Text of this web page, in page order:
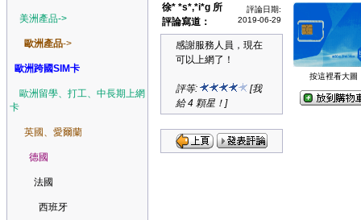
美洲產品->
歐洲產品->
歐洲跨國SIM卡
歐洲留學、打工、中長期上網
卡
英國、愛爾蘭
德國
法國
西班牙
徐* *s*,*i*g 所
評論寫道：
評論日期:
2019-06-29
感謝服務人員，現在
可以上網了！
評等:
[我
給 4 顆星！]
按這裡看大圖